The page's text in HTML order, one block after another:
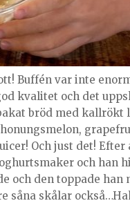
Buffén var inte
kvalitet och det
bröd med kallrökt
Och just det! Efter
och han
och den toppade han
såna skålar